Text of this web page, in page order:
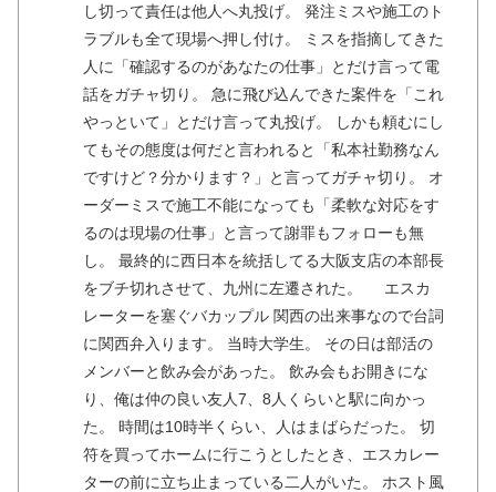
し切って責任は他人へ丸投げ。 発注ミスや施工のト
ラブルも全て現場へ押し付け。 ミスを指摘してきた
人に「確認するのがあなたの仕事」とだけ言って電
話をガチャ切り。 急に飛び込んできた案件を「これ
やっといて」とだけ言って丸投げ。 しかも頼むにし
てもその態度は何だと言われると「私本社勤務なん
ですけど？分かります？」と言ってガチャ切り。 オ
ーダーミスで施工不能になっても「柔軟な対応をす
るのは現場の仕事」と言って謝罪もフォローも無
し。 最終的に西日本を統括してる大阪支店の本部長
をブチ切れさせて、九州に左遷された。 エスカ
レーターを塞ぐバカップル 関西の出来事なので台詞
に関西弁入ります。 当時大学生。 その日は部活の
メンバーと飲み会があった。 飲み会もお開きにな
り、俺は仲の良い友人7、8人くらいと駅に向かっ
た。 時間は10時半くらい、人はまばらだった。 切
符を買ってホームに行こうとしたとき、エスカレー
ターの前に立ち止まっている二人がいた。 ホスト風